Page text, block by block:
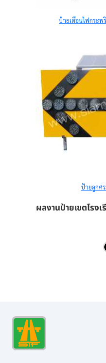
ป้ายเตือนไฟกระ
ป้ายลูกศ
ผลงานป้ายเขตโรงเ